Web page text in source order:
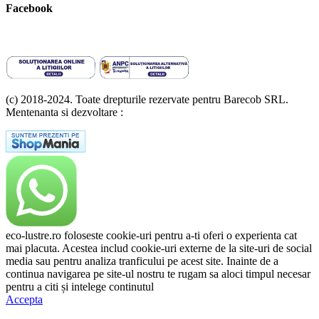
Facebook
(c) 2018-2024. Toate drepturile rezervate pentru Barecob SRL.
Mentenanta si dezvoltare :
eco-lustre.ro foloseste cookie-uri pentru a-ti oferi o experienta cat
mai placuta. Acestea includ cookie-uri externe de la site-uri de social
media sau pentru analiza tranficului pe acest site. Inainte de a
continua navigarea pe site-ul nostru te rugam sa aloci timpul necesar
pentru a citi și intelege continutul
Accepta